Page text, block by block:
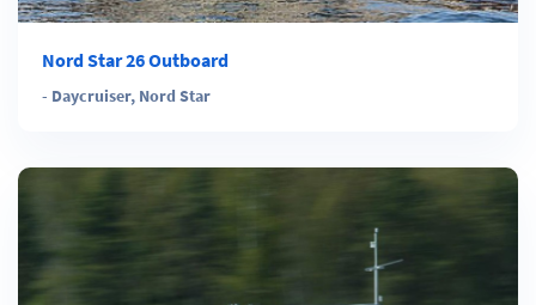
Nord Star 26 Outboard
- Daycruiser, Nord Star